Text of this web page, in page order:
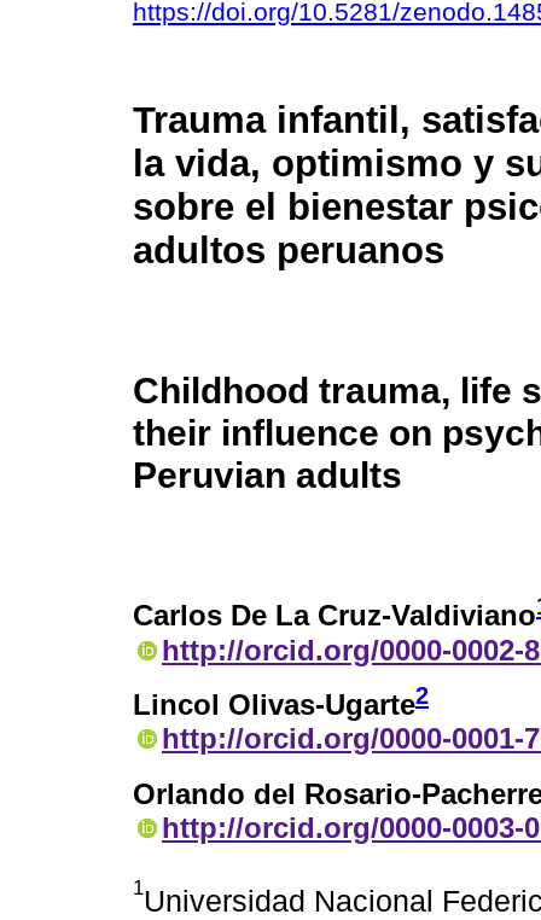
https://doi.org/10.5281/
Trauma infantil,
la vida, optimismo y
sobre el bienestar
adultos peruanos
Childhood trauma, life
their influence on
Peruvian adults
Carlos De La Cruz-Valdiviano
http://orcid.org/0000-0002-
Lincol Olivas-Ugarte2
http://orcid.org/0000-0001-
Orlando del Rosario-
http://orcid.org/0000-0003-
1Universidad Nacional